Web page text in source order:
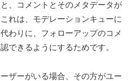
、コメントとそのメタデータが
れは、モデレーションキューに
わりに、フォローアップのコメ
できるようにするためです。
ザーがいる場合、その方がユー